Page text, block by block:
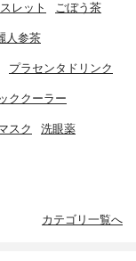
レット ごぼう茶
人参茶
プラセンタドリンク
ククーラー
スク 洗眼薬
カテゴリ一覧へ